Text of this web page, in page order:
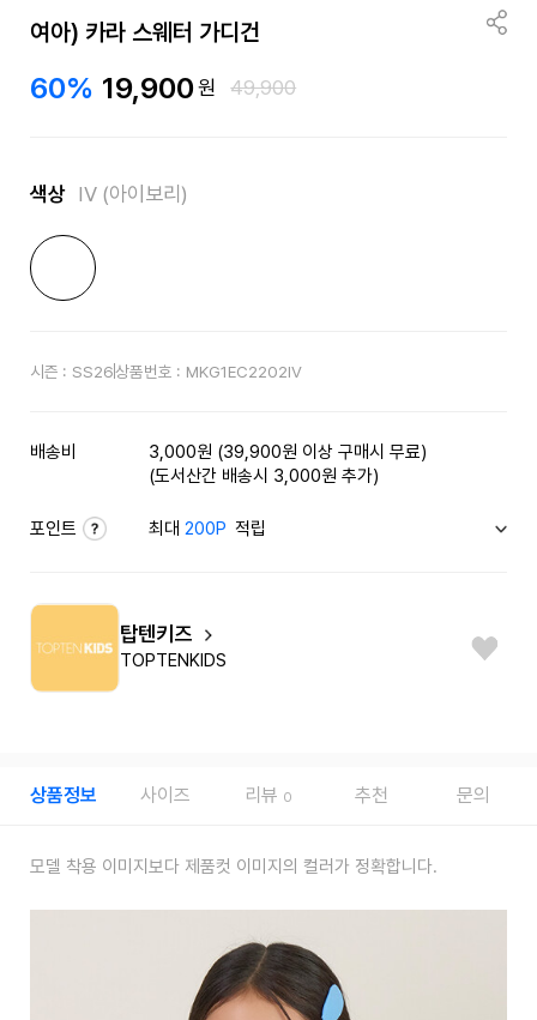
여아) 카라 스웨터 가디건
60% 19,900원 49,900
색상 IV (아이보리)
시즌 : SS26상품번호 : MKG1EC2202IV
배송비
3,000원 (39,900원 이상 구매시 무료)
(도서산간 배송시 3,000원 추가)
포인트 최대200P 적립
탑텐키즈
TOPTENKIDS
상품정보 사이즈 리뷰 0 추천 문의
모델 착용 이미지보다 제품컷 이미지의 컬러가 정확합니다.